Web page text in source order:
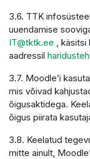
3.6. TTK
uuendamise
IT@tktk.ee , käsitsi
aadressil
3.7. Moodle’i
mis võivad
õigusaktidega.
õigus piirata
3.8. Keelatud
mitte ainult,